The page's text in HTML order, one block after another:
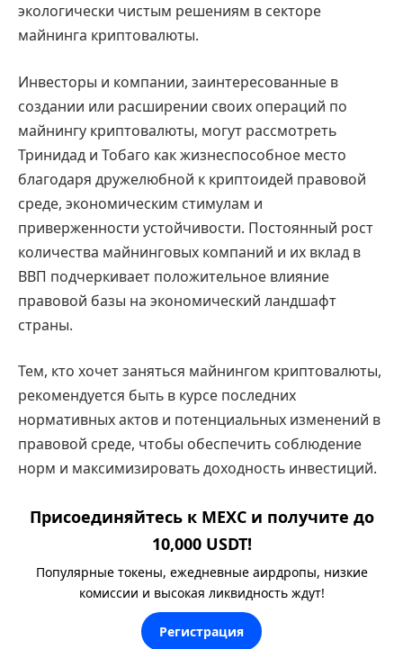
экологически чистым решениям в секторе
майнинга криптовалюты.
Инвесторы и компании, заинтересованные в
создании или расширении своих операций по
майнингу криптовалюты, могут рассмотреть
Тринидад и Тобаго как жизнеспособное место
благодаря дружелюбной к криптоидей правовой
среде, экономическим стимулам и
приверженности устойчивости. Постоянный рост
количества майнинговых компаний и их вклад в
ВВП подчеркивает положительное влияние
правовой базы на экономический ландшафт
страны.
Тем, кто хочет заняться майнингом криптовалюты,
рекомендуется быть в курсе последних
нормативных актов и потенциальных изменений в
правовой среде, чтобы обеспечить соблюдение
норм и максимизировать доходность инвестиций.
Присоединяйтесь к MEXC и получите до
10,000 USDT!
Популярные токены, ежедневные аирдропы, низкие
комиссии и высокая ликвидность ждут!
Регистрация